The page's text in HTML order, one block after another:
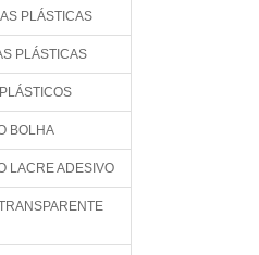
PLÁSTICAS
PLÁSTICAS
BOLHA
LACRE ADESIVO